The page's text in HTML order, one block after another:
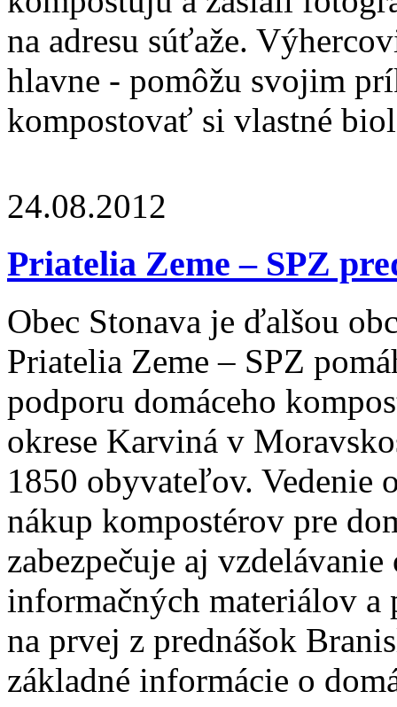
na adresu súťaže.
hlavne - pomôžu svojim
kompostovať si vlastné
24.08.2012
Priatelia Zeme – SPZ
Obec Stonava je ďalšou
Priatelia Zeme – SPZ
podporu domáceho
okrese Karviná v
1850 obyvateľov. Vedenie
nákup kompostérov pre
zabezpečuje aj
informačných materiálov a
na prvej z prednášok
základné informácie o